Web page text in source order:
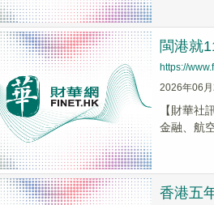
閩港就
https://
2026年06
【財華
金融、航
香港五